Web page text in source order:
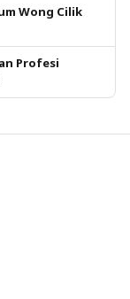
Wong Cilik
Profesi